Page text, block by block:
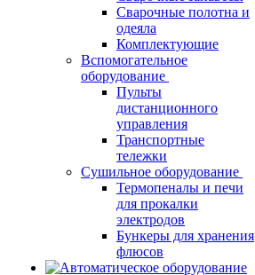
Сварочные полотна и
одеяла
Комплектующие
Вспомогательное
оборудование
Пульты
дистанционного
управления
Транспортные
тележки
Сушильное оборудование
Термопеналы и печи
для прокалки
электродов
Бункеры для хранения
флюсов